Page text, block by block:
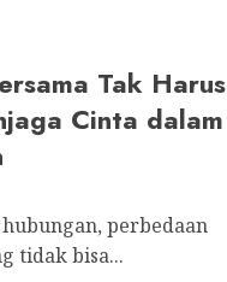
Tak Harus
Cinta dalam
perbedaan
tidak ­bisa...